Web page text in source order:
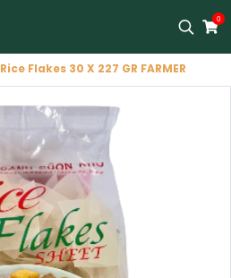
0
Rice Flakes 30 X 227 GR FARMER